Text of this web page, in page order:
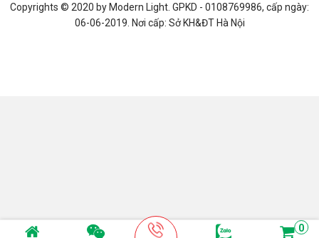
3. Ứng dụng Đèn LED pha Modul sân bóng,
Copyrights © 2020 by Modern Light . GPKD - 0108769986, cấp ngày:
06-06-2019. Nơi cấp: Sở KH&ĐT Hà Nội
0